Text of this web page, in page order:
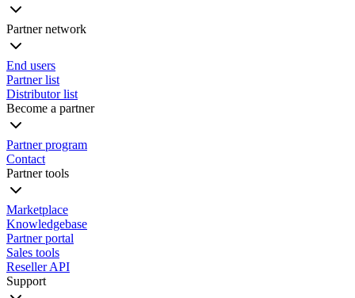
Partner network
End users
Partner list
Distributor list
Become a partner
Partner program
Contact
Partner tools
Marketplace
Knowledgebase
Partner portal
Sales tools
Reseller API
Support